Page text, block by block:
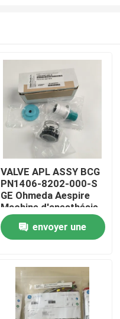
VALVE APL ASSY BCG
PN1406-8202-000-S
GE Ohmeda Aespire
Machine d'anesthésie
Aestiva Modèle de
soupape APL, sans
version de base
envoyer une